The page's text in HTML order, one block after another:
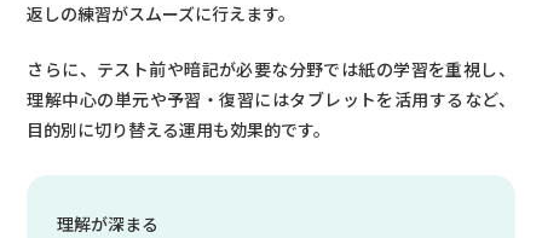
返しの練習がスムーズに行えます。
さらに、テスト前や暗記が必要な分野では紙の学習を重視し、
理解中心の単元や予習・復習にはタブレットを活用するなど、
目的別に切り替える運用も効果的です。
理解が深まる